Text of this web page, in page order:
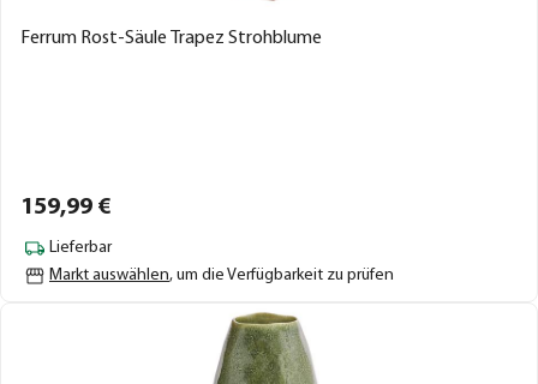
Ferrum Rost-Säule Trapez Strohblume
159,99 €
Lieferbar
Markt auswählen, um die Verfügbarkeit zu prüfen